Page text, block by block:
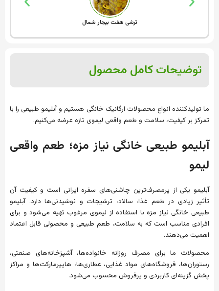
ترشی هفت بیجار شمال
توضیحات کامل محصول
ما تولیدکننده انواع محصولات ارگانیک خانگی هستیم و آبلیمو طبیعی را با
تمرکز بر کیفیت، سلامت و طعم واقعی لیموی تازه عرضه می‌کنیم.
آبلیمو طبیعی خانگی نیاز مزه؛ طعم واقعی
لیمو
آبلیمو یکی از پرمصرف‌ترین چاشنی‌های سفره ایرانی است و کیفیت آن
تأثیر زیادی در طعم غذا، سالاد، ترشیجات و نوشیدنی‌ها دارد. آبلیمو
طبیعی خانگی نیاز مزه با استفاده از لیموی مرغوب تهیه می‌شود و برای
افرادی مناسب است که به سلامت، طعم طبیعی و محصولی قابل اعتماد
اهمیت می‌دهند.
محصولات ما برای مصرف روزانه خانواده‌ها، آشپزخانه‌های صنعتی،
رستوران‌ها، فروشگاه‌های مواد غذایی، عطاری‌ها، هایپرمارکت‌ها و مراکز
پخش گزینه‌ای کاربردی و پرفروش محسوب می‌شود.